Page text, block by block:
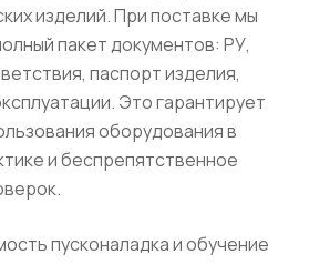
изделий. При поставке мы
пакет документов: РУ,
паспорт изделия,
Это гарантирует
оборудования в
и беспрепятственное
пусконаладка и обучение